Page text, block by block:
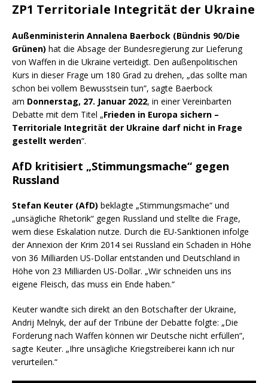
ZP1 Territoriale Integrität der Ukraine
Außenministerin Annalena Baerbock (Bündnis 90/Die
Grünen) hat die Absage der Bundesregierung zur Lieferung
von Waffen in die Ukraine verteidigt. Den außenpolitischen
Kurs in dieser Frage um 180 Grad zu drehen, „das sollte man
schon bei vollem Bewusstsein tun“, sagte Baerbock
am Donnerstag, 27. Januar 2022, in einer Vereinbarten
Debatte mit dem Titel „Frieden in Europa sichern –
Territoriale Integrität der Ukraine darf nicht in Frage
gestellt werden“.
AfD kritisiert „Stimmungsmache“ gegen
Russland
Stefan Keuter (AfD) beklagte „Stimmungsmache“ und
„unsägliche Rhetorik“ gegen Russland und stellte die Frage,
wem diese Eskalation nutze. Durch die EU-Sanktionen infolge
der Annexion der Krim 2014 sei Russland ein Schaden in Höhe
von 36 Milliarden US-Dollar entstanden und Deutschland in
Höhe von 23 Milliarden US-Dollar. „Wir schneiden uns ins
eigene Fleisch, das muss ein Ende haben.“
Keuter wandte sich direkt an den Botschafter der Ukraine,
Andrij Melnyk, der auf der Tribüne der Debatte folgte: „Die
Forderung nach Waffen können wir Deutsche nicht erfüllen“,
sagte Keuter. „Ihre unsägliche Kriegstreiberei kann ich nur
verurteilen.“